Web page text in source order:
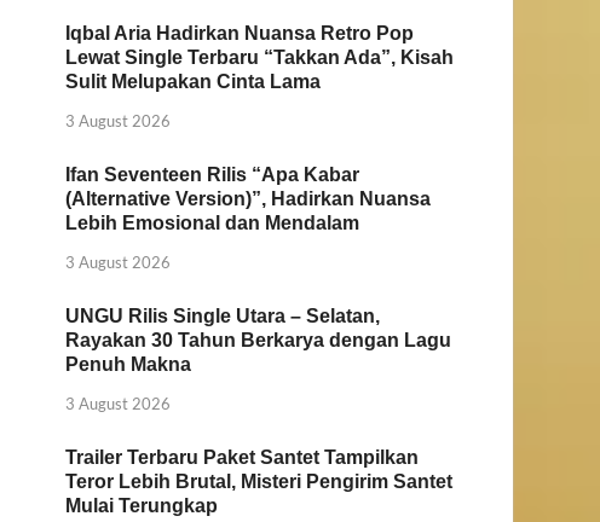
Iqbal Aria Hadirkan Nuansa Retro Pop
Lewat Single Terbaru “Takkan Ada”, Kisah
Sulit Melupakan Cinta Lama
3 August 2026
Ifan Seventeen Rilis “Apa Kabar
(Alternative Version)”, Hadirkan Nuansa
Lebih Emosional dan Mendalam
3 August 2026
UNGU Rilis Single Utara – Selatan,
Rayakan 30 Tahun Berkarya dengan Lagu
Penuh Makna
3 August 2026
Trailer Terbaru Paket Santet Tampilkan
Teror Lebih Brutal, Misteri Pengirim Santet
Mulai Terungkap